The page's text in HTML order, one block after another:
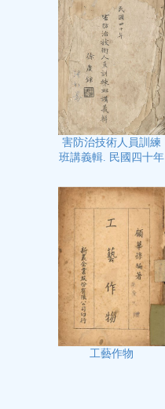
害防治技術人員訓練
班講義輯. 民國四十年
工藝作物